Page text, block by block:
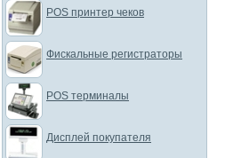
POS принтер чеков
Фискальные регистраторы
POS терминалы
Дисплей покупателя